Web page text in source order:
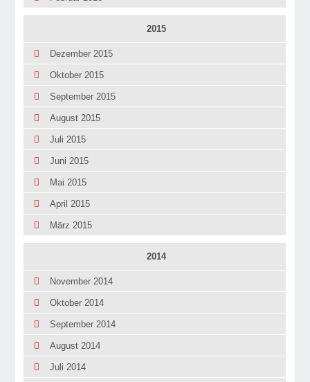
2015
Dezember 2015
Oktober 2015
September 2015
August 2015
Juli 2015
Juni 2015
Mai 2015
April 2015
März 2015
2014
November 2014
Oktober 2014
September 2014
August 2014
Juli 2014